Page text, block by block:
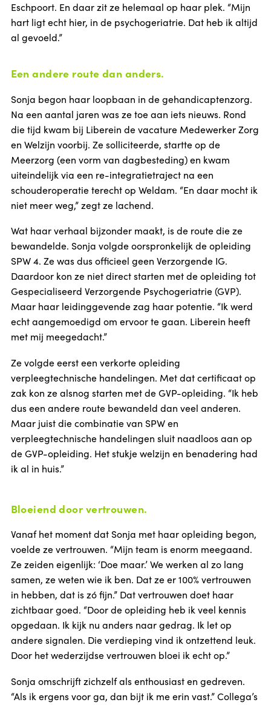
Eschpoort. En daar zit ze helemaal op haar plek. “Mijn
hart ligt echt hier, in de psychogeriatrie. Dat heb ik altijd
al gevoeld.”
Een andere route dan anders.
Sonja begon haar loopbaan in de gehandicaptenzorg.
Na een aantal jaren was ze toe aan iets nieuws. Rond
die tijd kwam bij Liberein de vacature Medewerker Zorg
en Welzijn voorbij. Ze solliciteerde, startte op de
Meerzorg (een vorm van dagbesteding) en kwam
uiteindelijk via een re-integratietraject na een
schouderoperatie terecht op Weldam. “En daar mocht ik
niet meer weg,” zegt ze lachend.
Wat haar verhaal bijzonder maakt, is de route die ze
bewandelde. Sonja volgde oorspronkelijk de opleiding
SPW 4. Ze was dus officieel geen Verzorgende IG.
Daardoor kon ze niet direct starten met de opleiding tot
Gespecialiseerd Verzorgende Psychogeriatrie (GVP).
Maar haar leidinggevende zag haar potentie. “Ik werd
echt aangemoedigd om ervoor te gaan. Liberein heeft
met mij meegedacht.”
Ze volgde eerst een verkorte opleiding
verpleegtechnische handelingen. Met dat certificaat op
zak kon ze alsnog starten met de GVP-opleiding. “Ik heb
dus een andere route bewandeld dan veel anderen.
Maar juist die combinatie van SPW en
verpleegtechnische handelingen sluit naadloos aan op
de GVP-opleiding. Het stukje welzijn en benadering had
ik al in huis.”
Bloeiend door vertrouwen.
Vanaf het moment dat Sonja met haar opleiding begon,
voelde ze vertrouwen. “Mijn team is enorm meegaand.
Ze zeiden eigenlijk: ‘Doe maar.’ We werken al zo lang
samen, ze weten wie ik ben. Dat ze er 100% vertrouwen
in hebben, dat is zó fijn.” Dat vertrouwen doet haar
zichtbaar goed. “Door de opleiding heb ik veel kennis
opgedaan. Ik kijk nu anders naar gedrag. Ik let op
andere signalen. Die verdieping vind ik ontzettend leuk.
Door het wederzijdse vertrouwen bloei ik echt op.”
Sonja omschrijft zichzelf als enthousiast en gedreven.
“Als ik ergens voor ga, dan bijt ik me erin vast.” Collega’s